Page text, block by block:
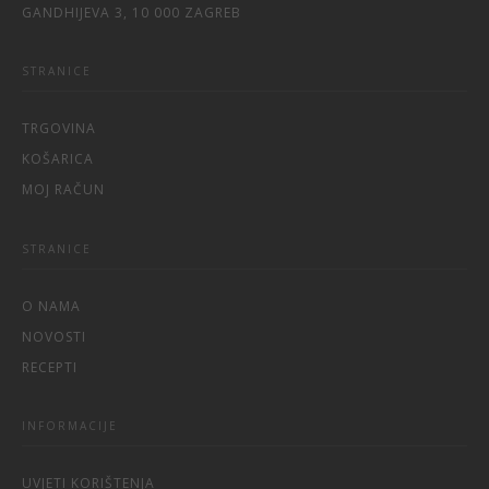
GANDHIJEVA 3, 10 000 ZAGREB
STRANICE
TRGOVINA
KOŠARICA
MOJ RAČUN
STRANICE
O NAMA
NOVOSTI
RECEPTI
INFORMACIJE
UVJETI KORIŠTENJA